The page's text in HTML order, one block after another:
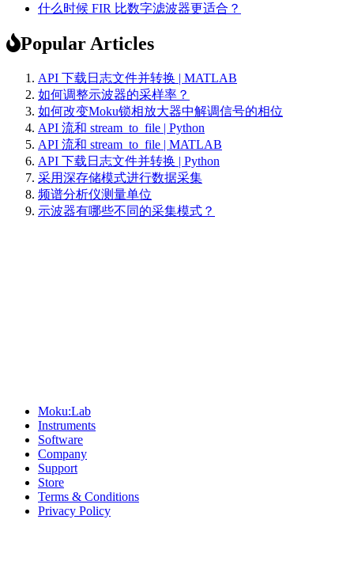
什么时候 FIR 比数字滤波器更适合？
Popular Articles
API 下载日志文件并转换 | MATLAB
如何调整示波器的采样率？
如何改变Moku锁相放大器中解调信号的相位
API 流和 stream_to_file | Python
API 流和 stream_to_file | MATLAB
API 下载日志文件并转换 | Python
采用深存储模式进行数据采集
频谱分析仪测量单位
示波器有哪些不同的采集模式？
Moku:Lab
Instruments
Software
Company
Support
Store
Terms & Conditions
Privacy Policy